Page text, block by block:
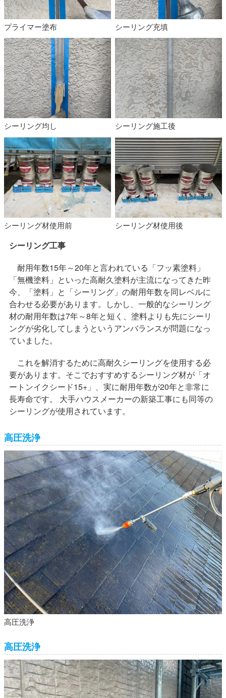
プライマー塗布 シーリング充填
シーリング均し シーリング施工後
シーリング材使用前 シーリング材使用後
シーリング工事
耐用年数15年～20年と言われている「フッ素塗料」
「無機塗料」といった高耐久塗料が主流になってきた昨
今、「塗料」と「シーリング」の耐用年数を同レベルに
合わせる必要があります。しかし、一般的なシーリング
材の耐用年数は7年～8年と短く、塗料よりも先にシーリ
ングが劣化してしまうというアンバランスが問題になっ
ていました。
これを解消するために高耐久シーリングを使用する必
要があります。そこでおすすめするシーリング材が「オ
ートンイクシード15+」、実に耐用年数が20年と非常に
長寿命です。 大手ハウスメーカーの新築工事にも同等の
シーリングが使用されています。
高圧洗浄
高圧洗浄
高圧洗浄